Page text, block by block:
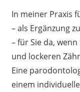
In meiner Praxis
– als Ergänzung
– für Sie da,
und lockeren
Eine
einem